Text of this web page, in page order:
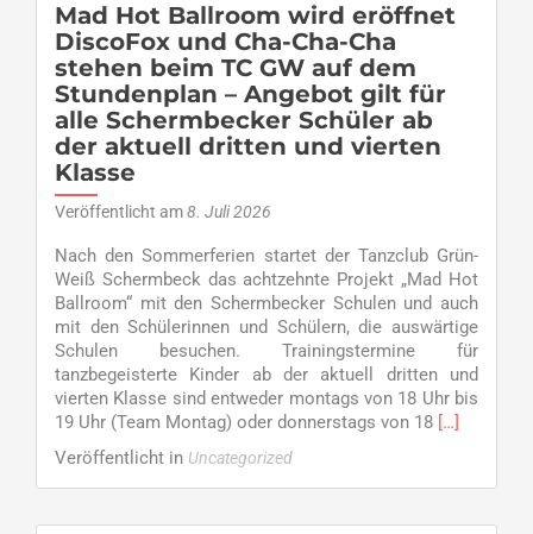
Mad Hot Ballroom wird eröffnet
DiscoFox und Cha-Cha-Cha
stehen beim TC GW auf dem
Stundenplan – Angebot gilt für
alle Schermbecker Schüler ab
der aktuell dritten und vierten
Klasse
Veröffentlicht am8. Juli 2026
Nach den Sommerferien startet der Tanzclub Grün-
Weiß Schermbeck das achtzehnte Projekt „Mad Hot
Ballroom“ mit den Schermbecker Schulen und auch
mit den Schülerinnen und Schülern, die auswärtige
Schulen besuchen. Trainingstermine für
tanzbegeisterte Kinder ab der aktuell dritten und
vierten Klasse sind entweder montags von 18 Uhr bis
19 Uhr (Team Montag) oder donnerstags von 18 Read
Mad
[…]
Veröffentlicht in Uncategorized